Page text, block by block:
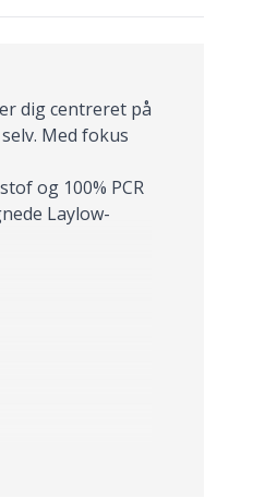
dig centreret på
Med fokus
og 100% PCR
Laylow-